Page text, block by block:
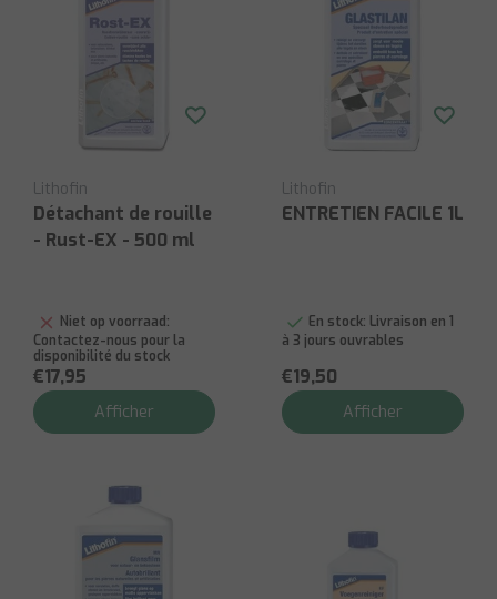
Lithofin
Détachant de rouille
- Rust-EX - 500 ml
Niet op voorraad:
Contactez-nous pour la
disponibilité du stock
€17,95
Afficher
Lithofin
ENTRETIEN FACILE 1L
En stock: Livraison en 1
à 3 jours ouvrables
€19,50
Afficher